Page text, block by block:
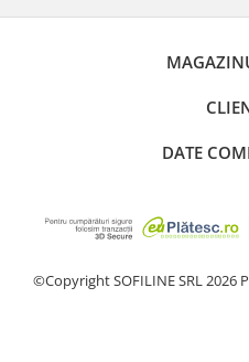
DATE
©Copyright SOFILINE SRL 2026